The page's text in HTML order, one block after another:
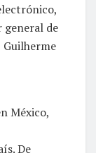
general de
México,
De